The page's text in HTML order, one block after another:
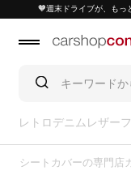
🧡週末ドライブが、もっと
レトロ デニム レザー
シートカバーの専門店